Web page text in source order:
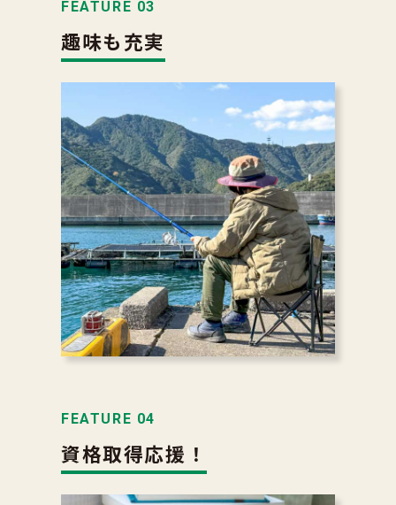
FEATURE 03
趣味も充実
FEATURE 04
資格取得応援！